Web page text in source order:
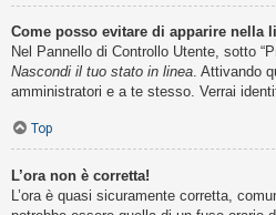
Come posso evitare di apparire nella
Nel Pannello di Controllo Utente, sotto
Nascondi il tuo stato in linea . Attivando
amministratori e a te stesso. Verrai
Top
L’ora non è corretta!
L’ora è quasi sicuramente corretta,